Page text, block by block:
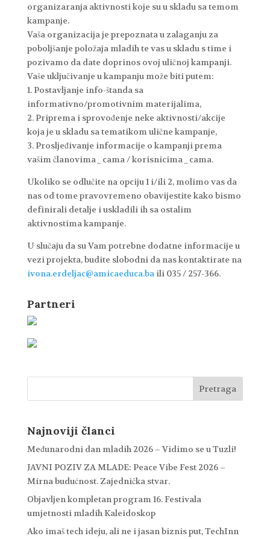
organizaranja aktivnosti koje su u skladu sa temom
kampanje.
Vaša organizacija je prepoznata u zalaganju za
poboljšanje položaja mladih te vas u skladu s time i
pozivamo da date doprinos ovoj uličnoj kampanji.
Vaše uključivanje u kampanju može biti putem:
1. Postavljanje info-štanda sa
informativno/promotivnim materijalima,
2. Priprema i sprovođenje neke aktivnosti/akcije
koja je u skladu sa tematikom ulične kampanje,
3. Prosljeđivanje informacije o kampanji prema
vašim članovima_cama / korisnicima_cama.
Ukoliko se odlučite na opciju 1 i/ili 2, molimo vas da
nas od tome pravovremeno obavijestite kako bismo
definirali detalje i uskladili ih sa ostalim
aktivnostima kampanje.
U slučaju da su Vam potrebne dodatne informacije u
vezi projekta, budite slobodni da nas kontaktirate na
ivona.erdeljac@amicaeduca.ba ili 035 / 257-366.
Partneri
Najnoviji članci
Međunarodni dan mladih 2026 – Vidimo se u Tuzli!
JAVNI POZIV ZA MLADE: Peace Vibe Fest 2026 –
Mirna budućnost. Zajednička stvar.
Objavljen kompletan program 16. Festivala
umjetnosti mladih Kaleidoskop
Ako imaš tech ideju, ali ne i jasan biznis put, TechInn